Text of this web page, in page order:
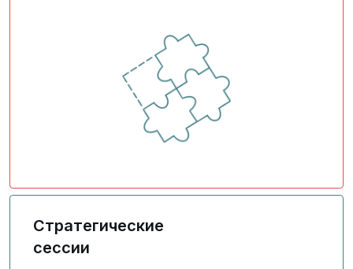
Стратегические
сессии